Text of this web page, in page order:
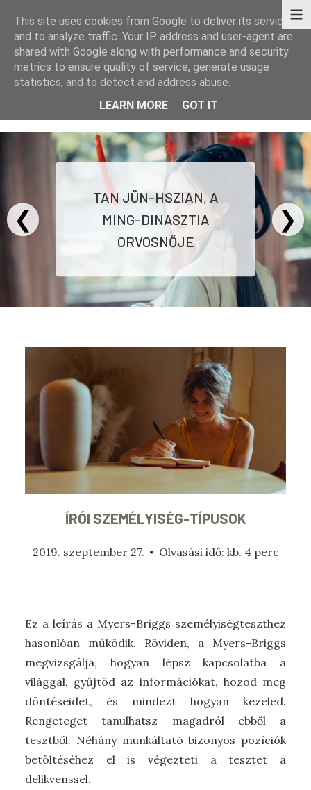
TAN JÜN-HSZIAN, A
MING-DINASZTIA
ORVOSNŐJE
❮ ❯
ÍRÓI SZEMÉLYISÉG-TÍPUSOK
2019. szeptember 27. • Olvasási idő: kb. 4 perc
Ez a leírás a Myers-Briggs személyiségteszthez
hasonlóan működik. Röviden, a Myers-Briggs
megvizsgálja, hogyan lépsz kapcsolatba a
világgal, gyűjtöd az információkat, hozod meg
döntéseidet, és mindezt hogyan kezeled.
Rengeteget tanulhatsz magadról ebből a
tesztből. Néhány munkáltató bizonyos pozíciók
betöltéséhez el is végezteti a tesztet a
delikvenssel.
This site uses cookies from Google to deliver its services
and to analyze traffic. Your IP address and user-agent are
shared with Google along with performance and security
metrics to ensure quality of service, generate usage
statistics, and to detect and address abuse.
LEARN MORE
GOT IT